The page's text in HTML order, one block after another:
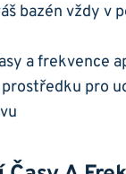
bazén vždy v